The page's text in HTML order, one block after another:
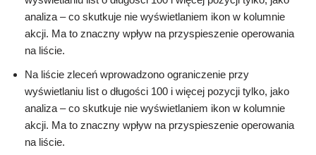
analiza – co skutkuje nie wyświetlaniem ikon w kolumnie
akcji. Ma to znaczny wpływ na przyspieszenie operowania
na liście.
Na liście zleceń wprowadzono ograniczenie przy
wyświetlaniu list o długości 100 i więcej pozycji tylko, jako
analiza – co skutkuje nie wyświetlaniem ikon w kolumnie
akcji. Ma to znaczny wpływ na przyspieszenie operowania
na liście.